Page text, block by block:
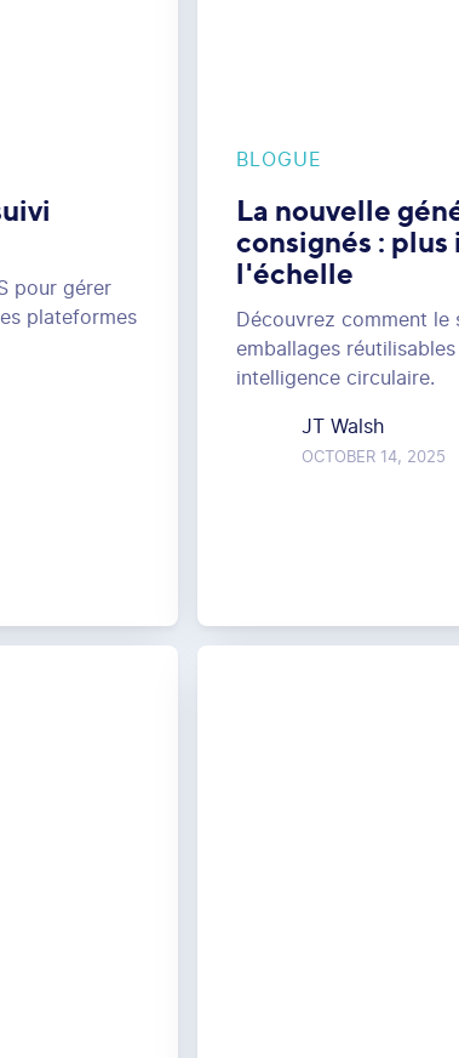
pour gérer
plateformes
BLOGUE
La nouvelle
consignés :
l'échelle
Découvrez comment
emballages
intelligence circulaire.
JT Walsh
OCTOBER 14, 2025